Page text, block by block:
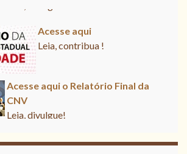
Acesse aqui
Leia, contribua !
Acesse aqui o Relatório Final da
CNV
Leia, divulgue!